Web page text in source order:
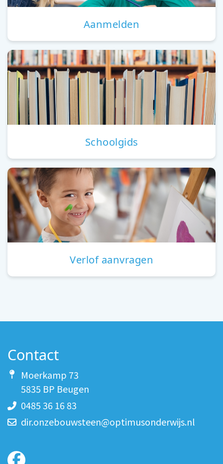
Aanmelden
Schoolgids
Verlof aanvragen
Contact
Moerkamp 73
5835 BP Beugen
0485 36 16 83
dir.onzebouwsteen@optimusonderwijs.nl